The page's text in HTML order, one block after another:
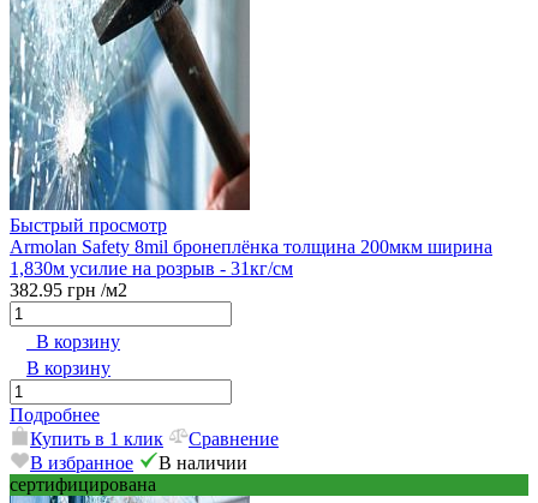
Быстрый просмотр
Armolan Safety 8mil бронеплёнка толщина 200мкм ширина
1,830м усилие на розрыв - 31кг/см
382.95 грн /м2
В корзину
В корзину
Подробнее
Купить в 1 клик
Сравнение
В избранное
В наличии
сертифицирована